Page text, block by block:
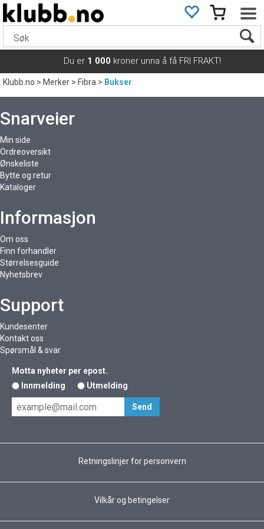
Du er 1 000 kroner unna å få FRI FRAKT!
Klubb.no>Merker>Fibra> Bukser
Snarveier
Min side
Ordreoversikt
Ønskeliste
Bytte og retur
Kataloger
Informasjon
Om oss
Finn forhandler
Størrelsesguide
Nyhetsbrev
Support
Kundesenter
Kontakt oss
Spørsmål & svar
Motta nyheter per epost.
Innmelding
Utmelding
Retningslinjer for personvern
Vilkår og betingelser